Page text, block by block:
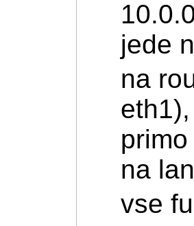
jede
na
na
vse